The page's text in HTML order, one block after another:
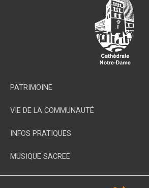
PATRIMOINE
VIE DE LA COMMUNAUTÉ
INFOS PRATIQUES
MUSIQUE SACREE